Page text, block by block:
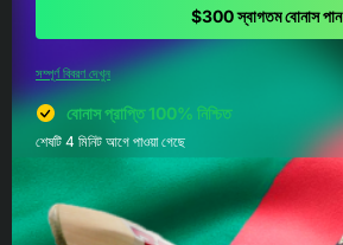
$300 স্বাগতম বোনাস পান
সম্পূর্ণ বিবরণ দেখুন
বোনাস প্রাপ্তি 100% নিশ্চিত
শেষটি 4 মিনিট আগে পাওয়া গেছে